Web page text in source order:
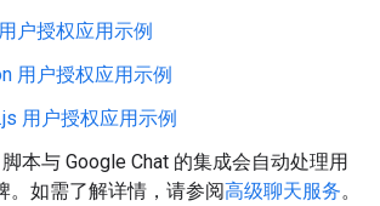
户授权应用示例
用户授权应用示例
用户授权应用示例
本与 Google Chat 的集成会自动处理用
。如需了解详情，请参阅高级聊天服务。